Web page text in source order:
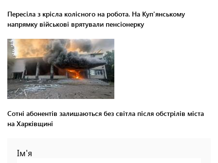
Пересіла з крісла колісного на робота. На Куп'янському
напрямку військові врятували пенсіонерку
Сотні абонентів залишаються без світла після обстрілів міста
на Харківщині
Ім'я